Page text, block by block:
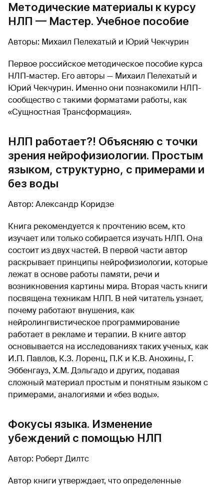
Методические материалы к курсу
НЛП — Мастер. Учебное пособие
Авторы: Михаил Пелехатый и Юрий Чекчурин
Первое российское методическое пособие курса
НЛП-мастер. Его авторы — Михаил Пелехатый и
Юрий Чекчурин. Именно они познакомили НЛП-
сообщество с такими форматами работы, как
«Сущностная Трансформация».
НЛП работает?! Объясняю с точки
зрения нейрофизиологии. Простым
языком, структурно, с примерами и
без воды
Автор: Александр Коридзе
Книга рекомендуется к прочтению всем, кто
изучает или только собирается изучать НЛП. Она
состоит из двух частей. В первой части автор
раскрывает принципы нейрофизиологии, которые
лежат в основе работы памяти, речи и
возникновения картины мира. Вторая часть книги
посвящена техникам НЛП. В ней читатель узнает,
почему работают внушения, как
нейролингвистическое программирование
работает в рекламе и терапии. В книге автор
основывается на исследованиях таких ученых, как
И.П. Павлов, К.З. Лоренц, П.К и К.В. Анохины, Г.
Эббенгауз, Х.М. Дэльгадо и других, подавая
сложный материал простым и понятным языком с
примерами, аналогиями и «без воды».
Фокусы языка. Изменение
убеждений с помощью НЛП
Автор: Роберт Дилтс
Автор книги утверждает, что определенные